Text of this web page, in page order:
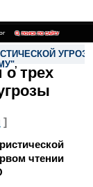
ПОИСК ПО САЙТУ
,
о трех
]
чтении